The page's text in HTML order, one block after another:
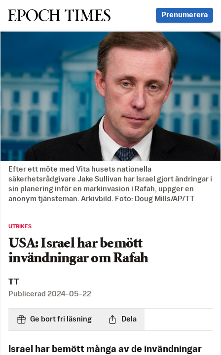
Svenska Epoch Times Prenumerera
Efter ett möte med Vita husets nationella
säkerhetsrådgivare Jake Sullivan har Israel gjort ändringar i
sin planering inför en markinvasion i Rafah, uppger en
anonym tjänsteman. Arkivbild. Foto: Doug Mills/AP/TT
UTRIKES
USA: Israel har bemött
invändningar om Rafah
TT
Publicerad 2024-05-22
Ge bort fri läsning Dela
Israel har bemött många av de invändningar